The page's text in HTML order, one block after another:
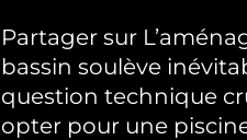
Partager sur
bassin soulève
question technique
opter pour une